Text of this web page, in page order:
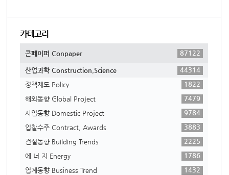
카테고리
콘페이퍼 Conpaper 87122
산업과학 Construction,Science
44314
정책제도 Policy
1822
해외동향 Global Project
7479
사업동향 Domestic Project
9784
입찰수주 Contract, Awards
3883
건설동향 Building Trends
2225
에 너 지 Energy
1786
업계동향 Business Trend
1432